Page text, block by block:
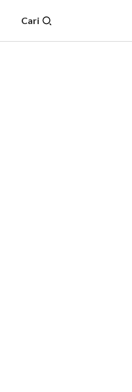
Cari